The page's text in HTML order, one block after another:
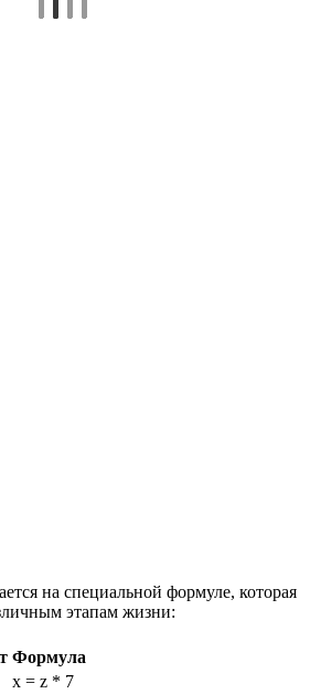
на специальной формуле, которая
этапам жизни:
Формула
x = z * 7